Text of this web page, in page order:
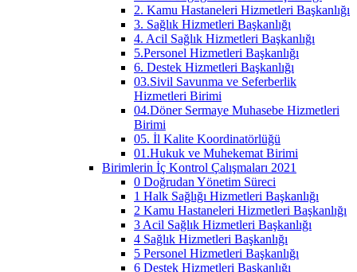
2. Kamu Hastaneleri Hizmetleri Başkanlığı
3. Sağlık Hizmetleri Başkanlığı
4. Acil Sağlık Hizmetleri Başkanlığı
5.Personel Hizmetleri Başkanlığı
6. Destek Hizmetleri Başkanlığı
03.Sivil Savunma ve Seferberlik
Hizmetleri Birimi
04.Döner Sermaye Muhasebe Hizmetleri
Birimi
05. İl Kalite Koordinatörlüğü
01.Hukuk ve Muhekemat Birimi
Birimlerin İç Kontrol Çalışmaları 2021
0 Doğrudan Yönetim Süreci
1 Halk Sağlığı Hizmetleri Başkanlığı
2 Kamu Hastaneleri Hizmetleri Başkanlığı
3 Acil Sağlık Hizmetleri Başkanlığı
4 Sağlık Hizmetleri Başkanlığı
5 Personel Hizmetleri Başkanlığı
6 Destek Hizmetleri Başkanlığı